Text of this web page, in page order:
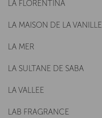
LA FLORENTINA
LA MAISON DE LA VANILLE
LA MER
LA SULTANE DE SABA
LA VALLEE
LAB FRAGRANCE